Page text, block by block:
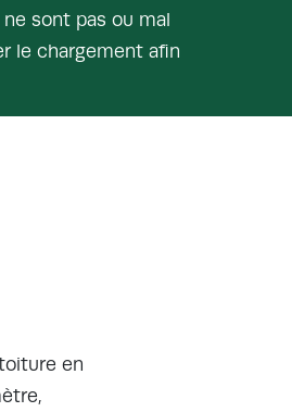
sont pas ou mal
le chargement afin
en